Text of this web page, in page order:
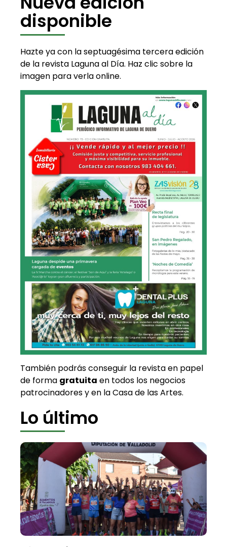
disponible
Hazte ya con la septuagésima tercera edición
de la revista Laguna al Día. Haz clic sobre la
imagen para verla online.
También podrás conseguir la revista en papel
de forma gratuita en todos los negocios
patrocinadores y en la Casa de las Artes.
Lo último